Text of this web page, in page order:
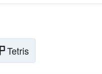
Tetris